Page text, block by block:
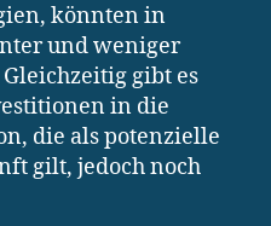
könnten in
und weniger
gibt es
in die
die als potenzielle
gilt, jedoch noch